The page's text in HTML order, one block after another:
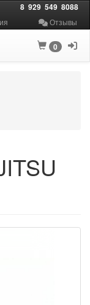
8 929 549 8088
Отзывы
0